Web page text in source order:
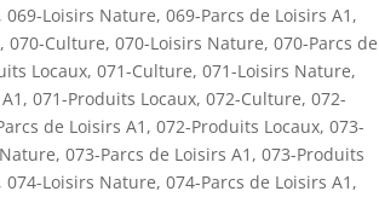
, 069-Loisirs Nature, 069-Parcs de Loisirs A1 ,
, 070-Culture, 070-Loisirs Nature, 070-Parcs de
Locaux, 071-Culture, 071-Loisirs Nature,
, 071-Produits Locaux, 072-Culture, 072-
de Loisirs A1 , 072-Produits Locaux, 073-
, 073-Parcs de Loisirs A1 , 073-Produits
, 074-Loisirs Nature, 074-Parcs de Loisirs A1 ,